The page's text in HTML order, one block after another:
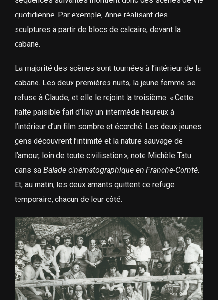
quotidienne. Par exemple, Anne réalisant des
sculptures à partir de blocs de calcaire, devant la
cabane.
La majorité des scènes sont tournées à l’intérieur de la
cabane. Les deux premières nuits, la jeune femme se
refuse à Claude, et elle le rejoint la troisième. « Cette
halte paisible fait d’Ilay un intermède heureux à
l’intérieur d’un film sombre et écorché. Les deux jeunes
gens découvrent l’intimité et la nature sauvage de
l’amour, loin de toute civilisation », note Michèle Tatu
dans sa Balade cinématographique en Franche-Comté.
Et, au matin, les deux amants quittent ce refuge
temporaire, chacun de leur côté.